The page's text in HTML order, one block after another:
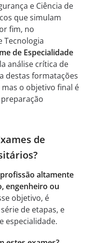
e Ciência de
que simulam
fim, no
Tecnologia
de Especialidade
análise crítica de
destas formatações
o objetivo final é
de
altamente
engenheiro ou
objetivo, é
de etapas, e
especialidade.